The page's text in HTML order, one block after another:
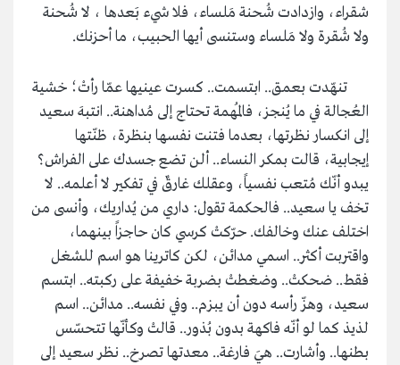
شقراء، وازدادت شُحنة مَلساء، فلا شيء بَعدها ، لا شُحنة
ولا شُقرة ولا مَلساء وستنسى أيها الحبيب، ما أحزنك.
تنهّدت بعمق.. ابتسمت.. كسرت عينيها عمّا رأتْ؛ خشية
العُجالة في ما يُنجز، فالمُهمة تحتاج إلى مُداهنة.. انتبهَ سعيد
إلى انكسار نظرتها، بعدما فتنت نفسها بنظرة، ظنّتها
إيجابية، قالت بمكر النساء.. ألن تضع جسدك على الفراش؟
يبدو أنّك مُتعب نفسياً، وعقلك غارقٌ في تفكير لا أعلمه.. لا
تخف يا سعيد.. فالحكمة تقول: داري من يُداريك، وأنسى من
اختلف عنك وخالفك. حرّكتْ كرسي كان حاجزاً بينهما،
واقتربت أكثر.. اسمي مدائن، لكن كاترينا هو اسم للشغل
فقط.. ضحكتْ.. وضغطتْ بضربة خفيفة على ركبته.. ابتسم
سعيد، وهزّ رأسه دون أن يبزم.. وفي نفسه.. مدائن.. اسم
لذيذ كما لو أنّه فاكهة بدون بُذور.. قالتْ وكأنّها تتحسّس
بطنها.. وأشارت.. هيَ فارغة.. معدتها تصرخ.. نظر سعيد إلى